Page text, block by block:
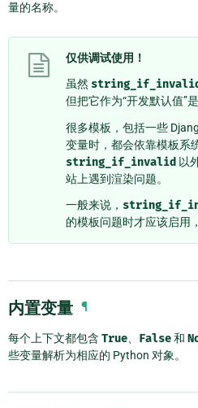
量的名称。
仅供调试使用！
虽然
但把它作为“开发默认值”
很多模板，包括一些
变量时，都会依靠模板系
string_if_invalid 以
站上遇到渲染问题。
一般来说，
的模板问题时才应该启用
内置变量 ¶
每个上下文都包含 True False和
些变量解析为相应的 Python 对象。